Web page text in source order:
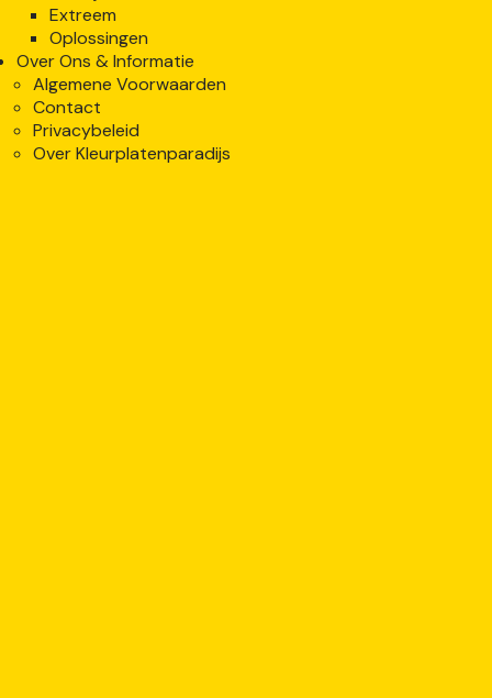
Extreem
Oplossingen
Over Ons & Informatie
Algemene Voorwaarden
Contact
Privacybeleid
Over Kleurplatenparadijs